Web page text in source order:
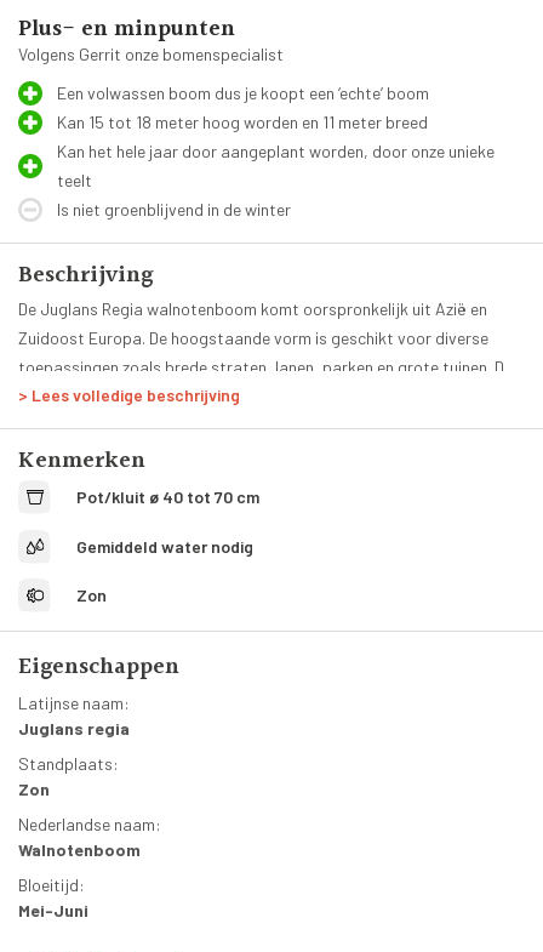
Plus- en minpunten
Volgens Gerrit onze bomenspecialist
Een volwassen boom dus je koopt een ‘echte’ boom
Kan 15 tot 18 meter hoog worden en 11 meter breed
Kan het hele jaar door aangeplant worden, door onze unieke
teelt
Is niet groenblijvend in de winter
Beschrijving
De Juglans Regia walnotenboom komt oorspronkelijk uit Azië en
Zuidoost Europa. De hoogstaande vorm is geschikt voor diverse
toepassingen zoals brede straten, lanen, parken en grote tuinen. De
kroon van de boom is rond en half open met een onregelmatige groei.
De bladeren bevatten een heldere, groene kleur met een oneven
geveerd blad. Als bloemen verschijnen er in mei en juni hangende
worden deze notenbomen ook vaak gebruikt als speelboom waar ze
door hun structuur en sterke takken zeer geschikt voor zijn. De noten
tot wel dertig meter voor een volgroeide boom.
> Lees volledige beschrijving
Kenmerken
Pot/kluit ø 40 tot 70 cm
Gemiddeld water nodig
Zon
Eigenschappen
Latijnse naam:
Juglans regia
Standplaats:
Zon
Nederlandse naam:
Walnotenboom
Bloeitijd:
Mei-Juni